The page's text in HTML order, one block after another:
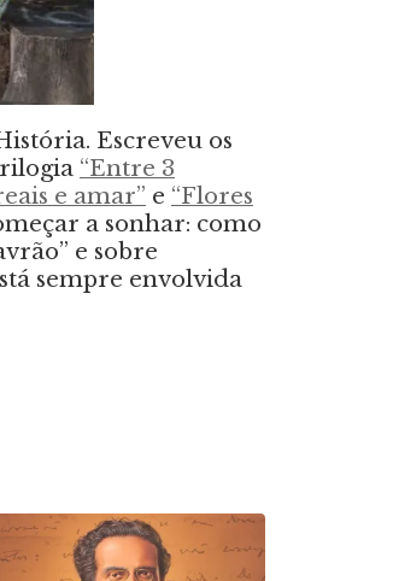
Escreveu os
“Entre 3
e amar” e “Flores
a sonhar: como
e sobre
sempre envolvida